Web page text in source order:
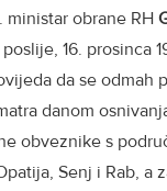
ministar obrane RH
16. prosinca
da se odmah
danom
obveznike s
Senj i Rab, a